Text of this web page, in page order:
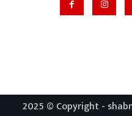
2025 © Copyright -